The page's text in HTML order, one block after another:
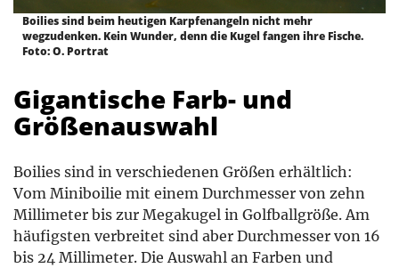
Boilies sind beim heutigen Karpfenangeln nicht mehr
wegzudenken. Kein Wunder, denn die Kugel fangen ihre Fische.
Foto: O. Portrat
Gigantische Farb- und
Größenauswahl
Boilies sind in verschiedenen Größen erhältlich:
Vom Miniboilie mit einem Durchmesser von zehn
Millimeter bis zur Megakugel in Golfballgröße. Am
häufigsten verbreitet sind aber Durchmesser von 16
bis 24 Millimeter. Die Auswahl an Farben und